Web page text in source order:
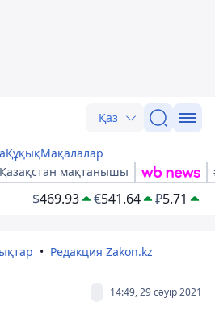
Қаз
ҚұқықМақалалар
мақтанышы
$469.93 €541.64 ₽5.71
Редакция Zakon.kz
14:49, 29 сәуір 2021